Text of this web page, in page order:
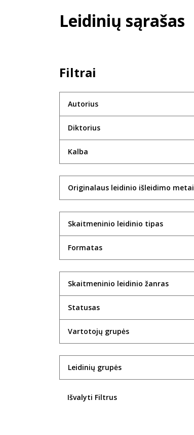
Leidinių sąrašas
Filtrai
Autorius
Diktorius
Kalba
Originalaus leidinio išleidimo metai
Skaitmeninio leidinio tipas
Formatas
Skaitmeninio leidinio žanras
Statusas
Vartotojų grupės
Leidinių grupės
Išvalyti Filtrus